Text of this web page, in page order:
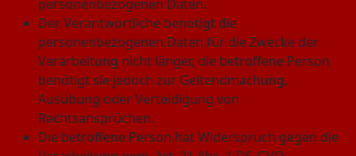
personenbezogenen Daten.
Der Verantwortliche benötigt die
personenbezogenen Daten für die Zwecke der
Verarbeitung nicht länger, die betroffene Person
benötigt sie jedoch zur Geltendmachung,
Ausübung oder Verteidigung von
Rechtsansprüchen.
Die betroffene Person hat Widerspruch gegen die